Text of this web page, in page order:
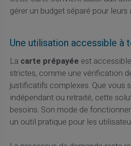
gérer un budget séparé pour
Une utilisation accessible à
La carte prépayée est
strictes, comme une vérification
justificatifs complexes. Que vous
indépendant ou retraité, cette
besoins. Son mode de
un outil pratique pour les